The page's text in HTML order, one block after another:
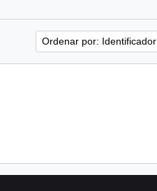
Ordenar por: Identificador